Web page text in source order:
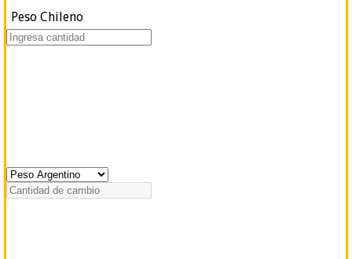
Peso Chileno